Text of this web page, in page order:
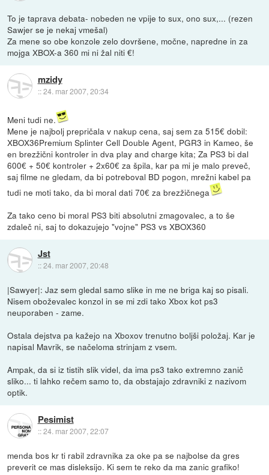
To je taprava debata- nobeden ne vpije to sux, ono sux,... (rezen
Sawjer se je nekaj vmešal)
Za mene so obe konzole zelo dovršene, močne, napredne in za
mojga XBOX-a 360 mi ni žal niti €!
mzidy
::24. mar 2007, 20:34
Meni tudi ne.
Mene je najbolj prepričala v nakup cena, saj sem za 515€ dobil:
XBOX36Premium Splinter Cell Double Agent, PGR3 in Kameo, še
en brezžični kontroler in dva play and charge kita; Za PS3 bi dal
600€ + 50€ kontroler + 2x60€ za špila, kar pa mi je malo preveč,
saj filme ne gledam, da bi potreboval BD pogon, mrežni kabel pa
tudi ne moti tako, da bi moral dati 70€ za brezžičnega
Za tako ceno bi moral PS3 biti absolutni zmagovalec, a to še
zdaleč ni, saj to dokazujejo "vojne" PS3 vs XBOX360
Jst
::24. mar 2007, 20:48
|Sawyer|: Jaz sem gledal samo slike in me ne briga kaj so pisali.
Nisem oboževalec konzol in se mi zdi tako Xbox kot ps3
neuporaben - zame.
Ostala dejstva pa kažejo na Xboxov trenutno boljši položaj. Kar je
napisal Mavrik, se načeloma strinjam z vsem.
Ampak, da si iz tistih slik videl, da ima ps3 tako extremno zanič
sliko... ti lahko rečem samo to, da obstajajo zdravniki z nazivom
optik.
Pesimist
::24. mar 2007, 22:07
menda bos kr ti rabil zdravnika za oke pa se najbolse da gres
preverit ce mas disleksijo. Ki sem te reko da ma zanic grafiko!